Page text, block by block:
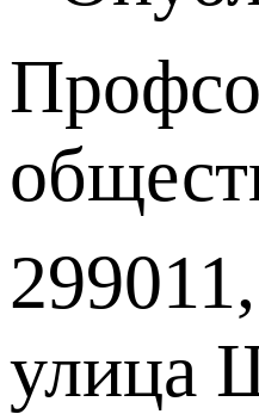
улица